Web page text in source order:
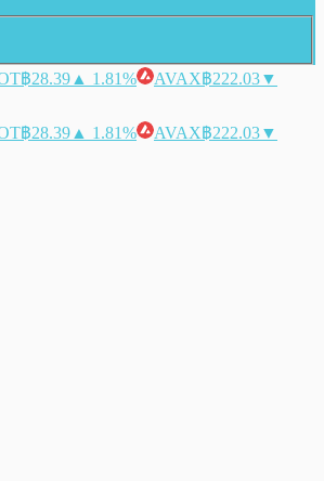
฿28.39 ▲ 1.81% AVAX฿222.03▼
฿28.39 ▲ 1.81% AVAX฿222.03▼